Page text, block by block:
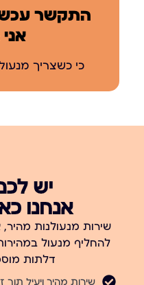
כי כשצריך
יש
אנחנו
שירות מנעולנות מהיר,
להחליף מנעול
דלתות
שירות מהיר ויעיל תוך